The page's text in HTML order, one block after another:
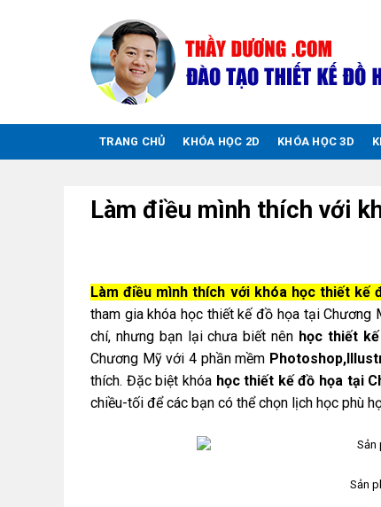
TRANG CHỦ KHÓA HỌC 2D KHÓA HỌC 3D
Làm điều mình thích với
Làm điều mình thích với khóa học thiết kế
tham gia khóa học thiết kế đồ họa tại
chí, nhưng bạn lại chưa biết nên học thiết
Chương Mỹ với 4 phần mềm
thích. Đặc biệt khóa học thiết kế đồ họa tại
chiều-tối để các bạn có thể chọn lịch học phù
Sản